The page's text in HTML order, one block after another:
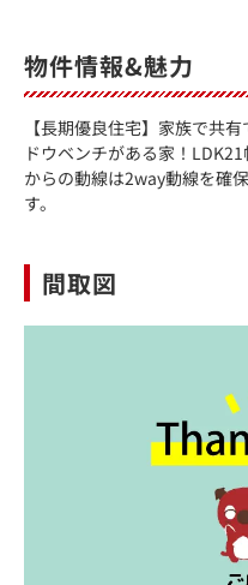
物件情報&魅力
【長期優良住宅】家族で共
ドウベンチがある家！
からの動線は2way動線を確
す。
間取図